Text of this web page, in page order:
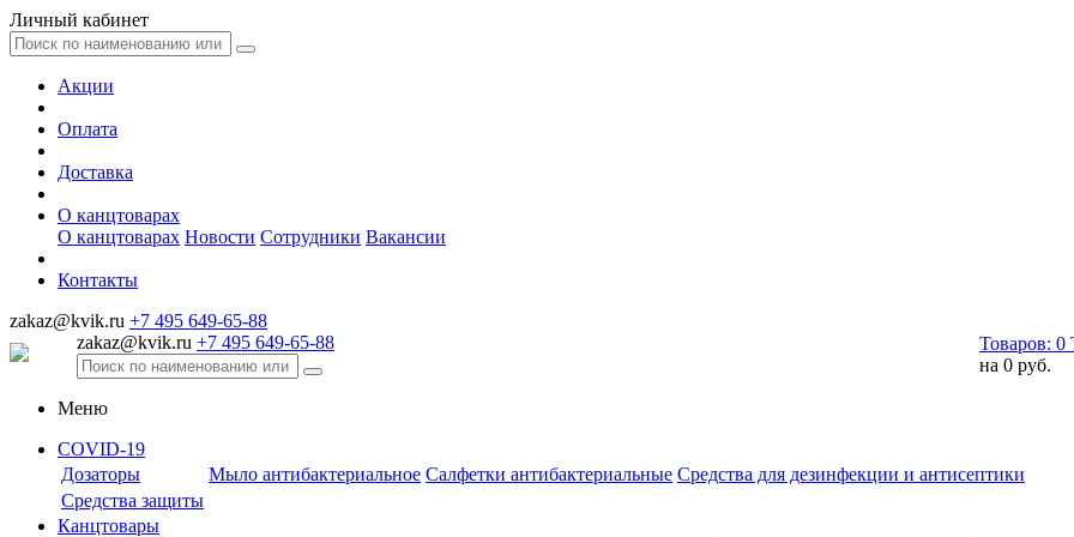
Личный кабинет
Акции
Оплата
Доставка
О канцтоварах
О канцтоварах Новости Сотрудники Вакансии
Контакты
zakaz@kvik.ru +7 495 649-65-88
zakaz@kvik.ru +7 495 649-65-88 Товаров: 0
на 0 руб.
Меню
COVID-19
Дозаторы
Мыло антибактериальное Салфетки антибактериальные Средства для дезинфекции и антисептики
Средства защиты
Канцтовары